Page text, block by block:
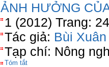
ẢNH HƯỞNG
1 (2012) Trang:
Tác giả: Bùi
Tạp chí: Nông
Tóm tắt